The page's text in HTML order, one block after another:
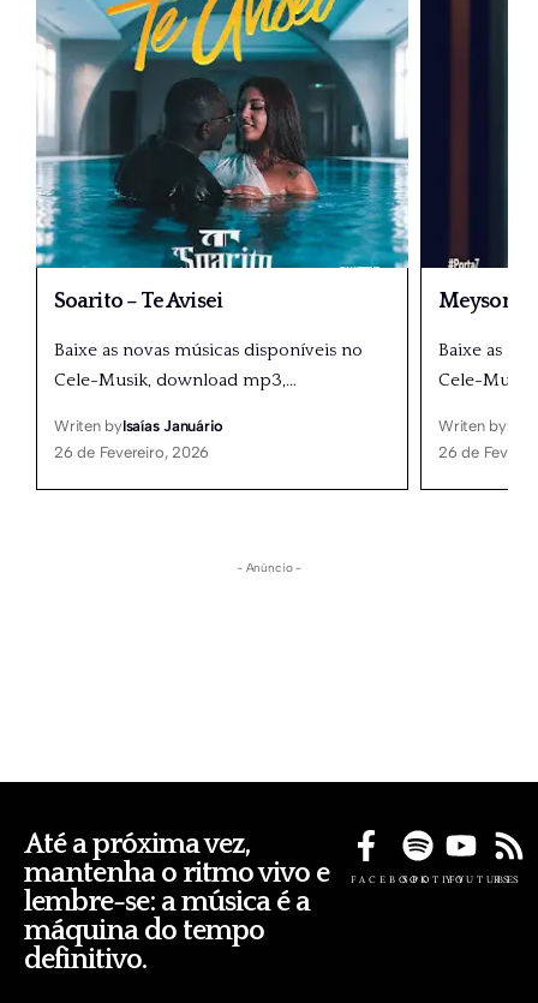
Soarito – Te Avisei
Baixe as novas músicas disponíveis no
Cele-Musik, download mp3,…
Writen byIsaías Januário
26 de Fevereiro, 2026
Meyson
Baixe as
Cele-
Writen by
26 de
- Anúncio -
Até a próxima vez,
mantenha o ritmo vivo e
lembre-se: a música é a
máquina do tempo
definitivo.
FACEBOOKSPOTIFYYOUTUBE
RSS